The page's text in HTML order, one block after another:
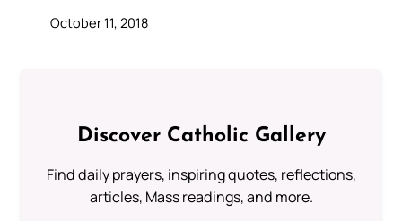
October 11, 2018
Discover Catholic Gallery
Find daily prayers, inspiring quotes, reflections,
articles, Mass readings, and more.